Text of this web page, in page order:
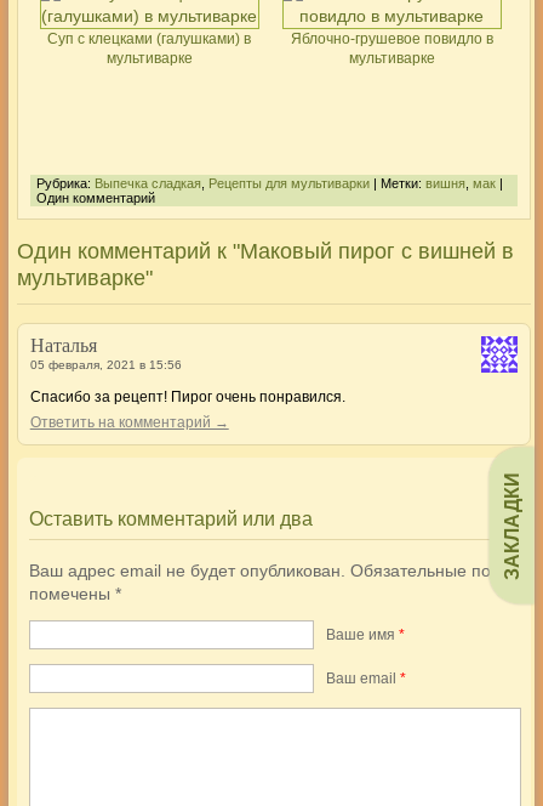
ЗАКЛАДКИ
Суп с клецками (галушками) в
мультиварке
Яблочно-грушевое повидло в
мультиварке
Рубрика: Выпечка сладкая, Рецепты для мультиварки| Метки: вишня, мак|
Один комментарий
Один комментарий к "Маковый пирог с вишней в
мультиварке"
Наталья
05 февраля, 2021 в 15:56
Спасибо за рецепт! Пирог очень понравился.
Ответить на комментарий →
Оставить комментарий или два
Ваш адрес email не будет опубликован. Обязательные поля
помечены *
Ваше имя *
Ваш еmail *